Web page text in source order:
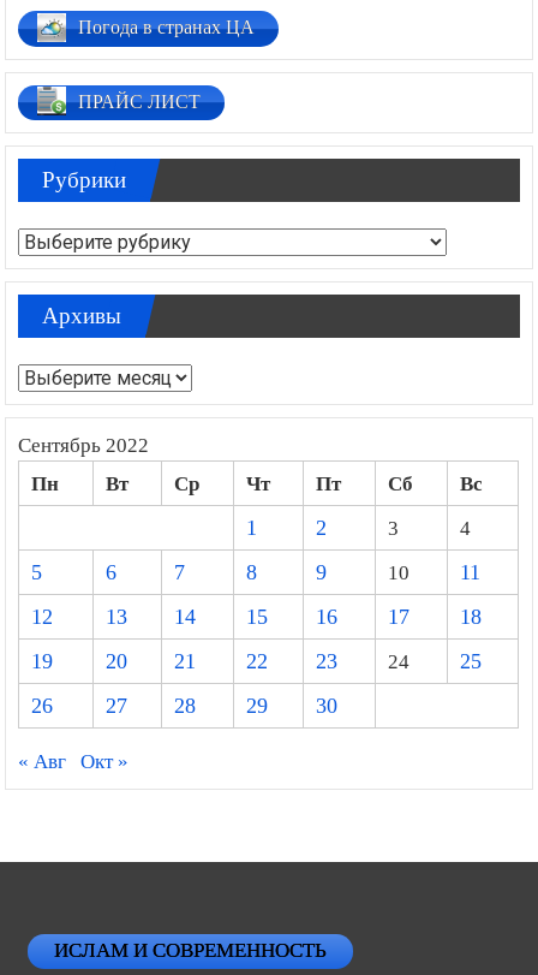
Погода в странах ЦА
ПРАЙС ЛИСТ
Рубрики
Рубрики
Архивы
Архивы
Сентябрь 2022
Пн Вт Ср Чт Пт Сб
Вс
1
2 3
4
5
6 7 8 9 10
11
12
13 14 15 16 17
18
19
20 21 22 23 24
25
26
27 28 29 30
« Авг Окт »
ИСЛАМ И СОВРЕМЕННОСТЬ